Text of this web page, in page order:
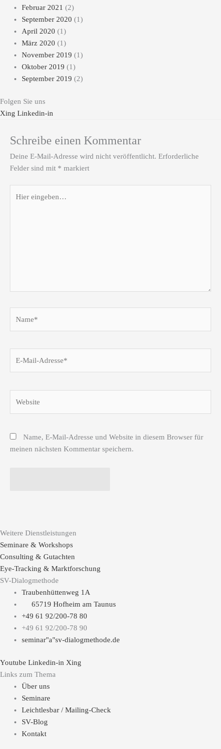
Februar 2021 (2)
September 2020 (1)
April 2020 (1)
März 2020 (1)
November 2019 (1)
Oktober 2019 (1)
September 2019 (2)
Folgen Sie uns
Xing Linkedin-in
Schreibe einen Kommentar
Deine E-Mail-Adresse wird nicht veröffentlicht. Erforderliche
Felder sind mit * markiert
eingeben…
Name, E-Mail-Adresse und Website in diesem Browser für
meinen nächsten Kommentar speichern.
Weitere Dienstleistungen
Seminare & Workshops
Consulting & Gutachten
Eye-Tracking & Marktforschung
SV-Dialogmethode
Traubenhüttenweg 1A
65719 Hofheim am Taunus
+49 61 92/200-78 80
+49 61 92/200-78 90
seminar"a"sv-dialogmethode.de
Youtube Linkedin-in Xing
Links zum Thema
Über uns
Seminare
Leichtlesbar / Mailing-Check
SV-Blog
Kontakt